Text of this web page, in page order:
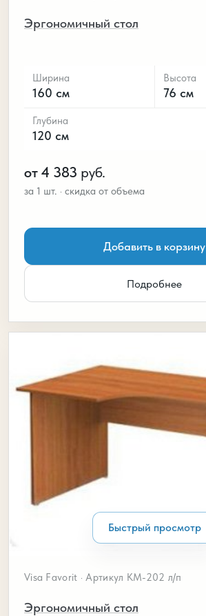
Эргономичный стол
Ширина
160 см
Высота
76 см
Глубина
120 см
от 4 383 руб.
Добавить в корзину
Подробнее
Быстрый просмотр
Visa Favorit · Артикул КМ-202 л/п
Эргономичный стол